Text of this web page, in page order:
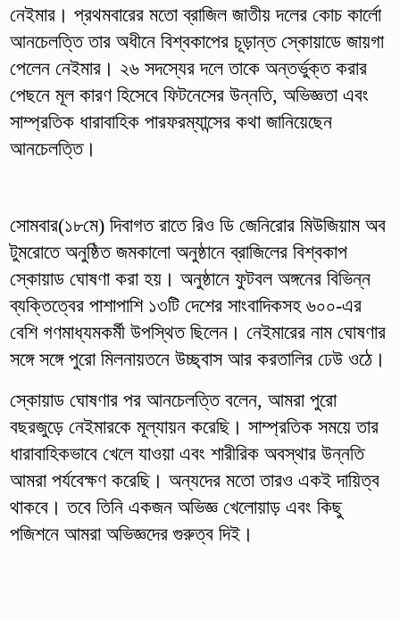
নেইমার। প্রথমবারের মতো ব্রাজিল জাতীয় দলের কোচ কার্লো
আনচেলত্তি তার অধীনে বিশ্বকাপের চূড়ান্ত স্কোয়াডে জায়গা
পেলেন নেইমার। ২৬ সদস্যের দলে তাকে অন্তর্ভুক্ত করার
পেছনে মূল কারণ হিসেবে ফিটনেসের উন্নতি, অভিজ্ঞতা এবং
সাম্প্রতিক ধারাবাহিক পারফরম্যান্সের কথা জানিয়েছেন
আনচেলত্তি।
সোমবার(১৮মে) দিবাগত রাতে রিও ডি জেনিরোর মিউজিয়াম অব
টুমরোতে অনুষ্ঠিত জমকালো অনুষ্ঠানে ব্রাজিলের বিশ্বকাপ
স্কোয়াড ঘোষণা করা হয়। অনুষ্ঠানে ফুটবল অঙ্গনের বিভিন্ন
ব্যক্তিত্বের পাশাপাশি ১৩টি দেশের সাংবাদিকসহ ৬০০-এর
বেশি গণমাধ্যমকর্মী উপস্থিত ছিলেন। নেইমারের নাম ঘোষণার
সঙ্গে সঙ্গে পুরো মিলনায়তনে উচ্ছ্বাস আর করতালির ঢেউ ওঠে।
স্কোয়াড ঘোষণার পর আনচেলত্তি বলেন, আমরা পুরো
বছরজুড়ে নেইমারকে মূল্যায়ন করেছি। সাম্প্রতিক সময়ে তার
ধারাবাহিকভাবে খেলে যাওয়া এবং শারীরিক অবস্থার উন্নতি
আমরা পর্যবেক্ষণ করেছি। অন্যদের মতো তারও একই দায়িত্ব
থাকবে। তবে তিনি একজন অভিজ্ঞ খেলোয়াড় এবং কিছু
পজিশনে আমরা অভিজ্ঞদের গুরুত্ব দিই।